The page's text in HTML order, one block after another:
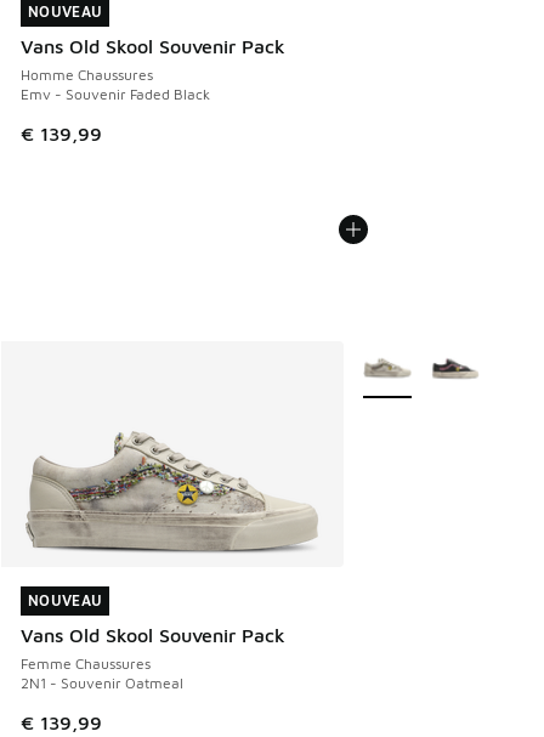
NOUVEAU
Vans Old Skool Souvenir Pack
Homme Chaussures
Emv - Souvenir Faded Black
€ 139,99
NOUVEAU
NOUVEAU
Vans Old Skool Souvenir Pack
Femme Chaussures
2N1 - Souvenir Oatmeal
€ 139,99
NOUVEAU
Plus de couleurs